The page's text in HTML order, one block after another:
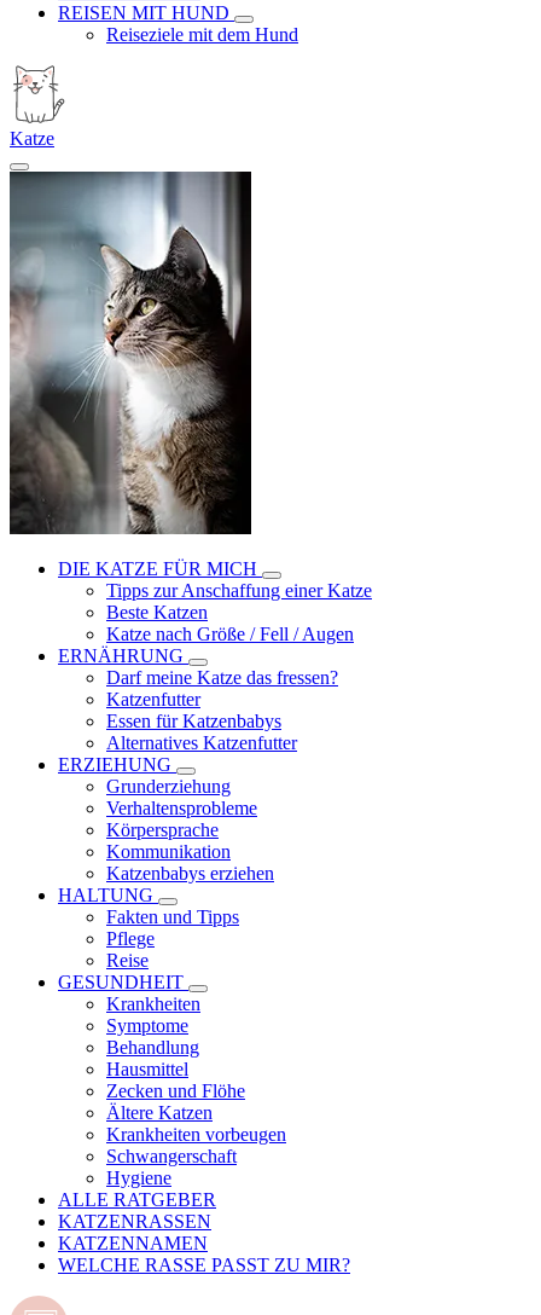
REISEN MIT HUND
Reiseziele mit dem Hund
Katze
DIE KATZE FÜR MICH
Tipps zur Anschaffung einer Katze
Beste Katzen
Katze nach Größe / Fell / Augen
ERNÄHRUNG
Darf meine Katze das fressen?
Katzenfutter
Essen für Katzenbabys
Alternatives Katzenfutter
ERZIEHUNG
Grunderziehung
Verhaltensprobleme
Körpersprache
Kommunikation
Katzenbabys erziehen
HALTUNG
Fakten und Tipps
Pflege
Reise
GESUNDHEIT
Krankheiten
Symptome
Behandlung
Hausmittel
Zecken und Flöhe
Ältere Katzen
Krankheiten vorbeugen
Schwangerschaft
Hygiene
ALLE RATGEBER
KATZENRASSEN
KATZENNAMEN
WELCHE RASSE PASST ZU MIR?